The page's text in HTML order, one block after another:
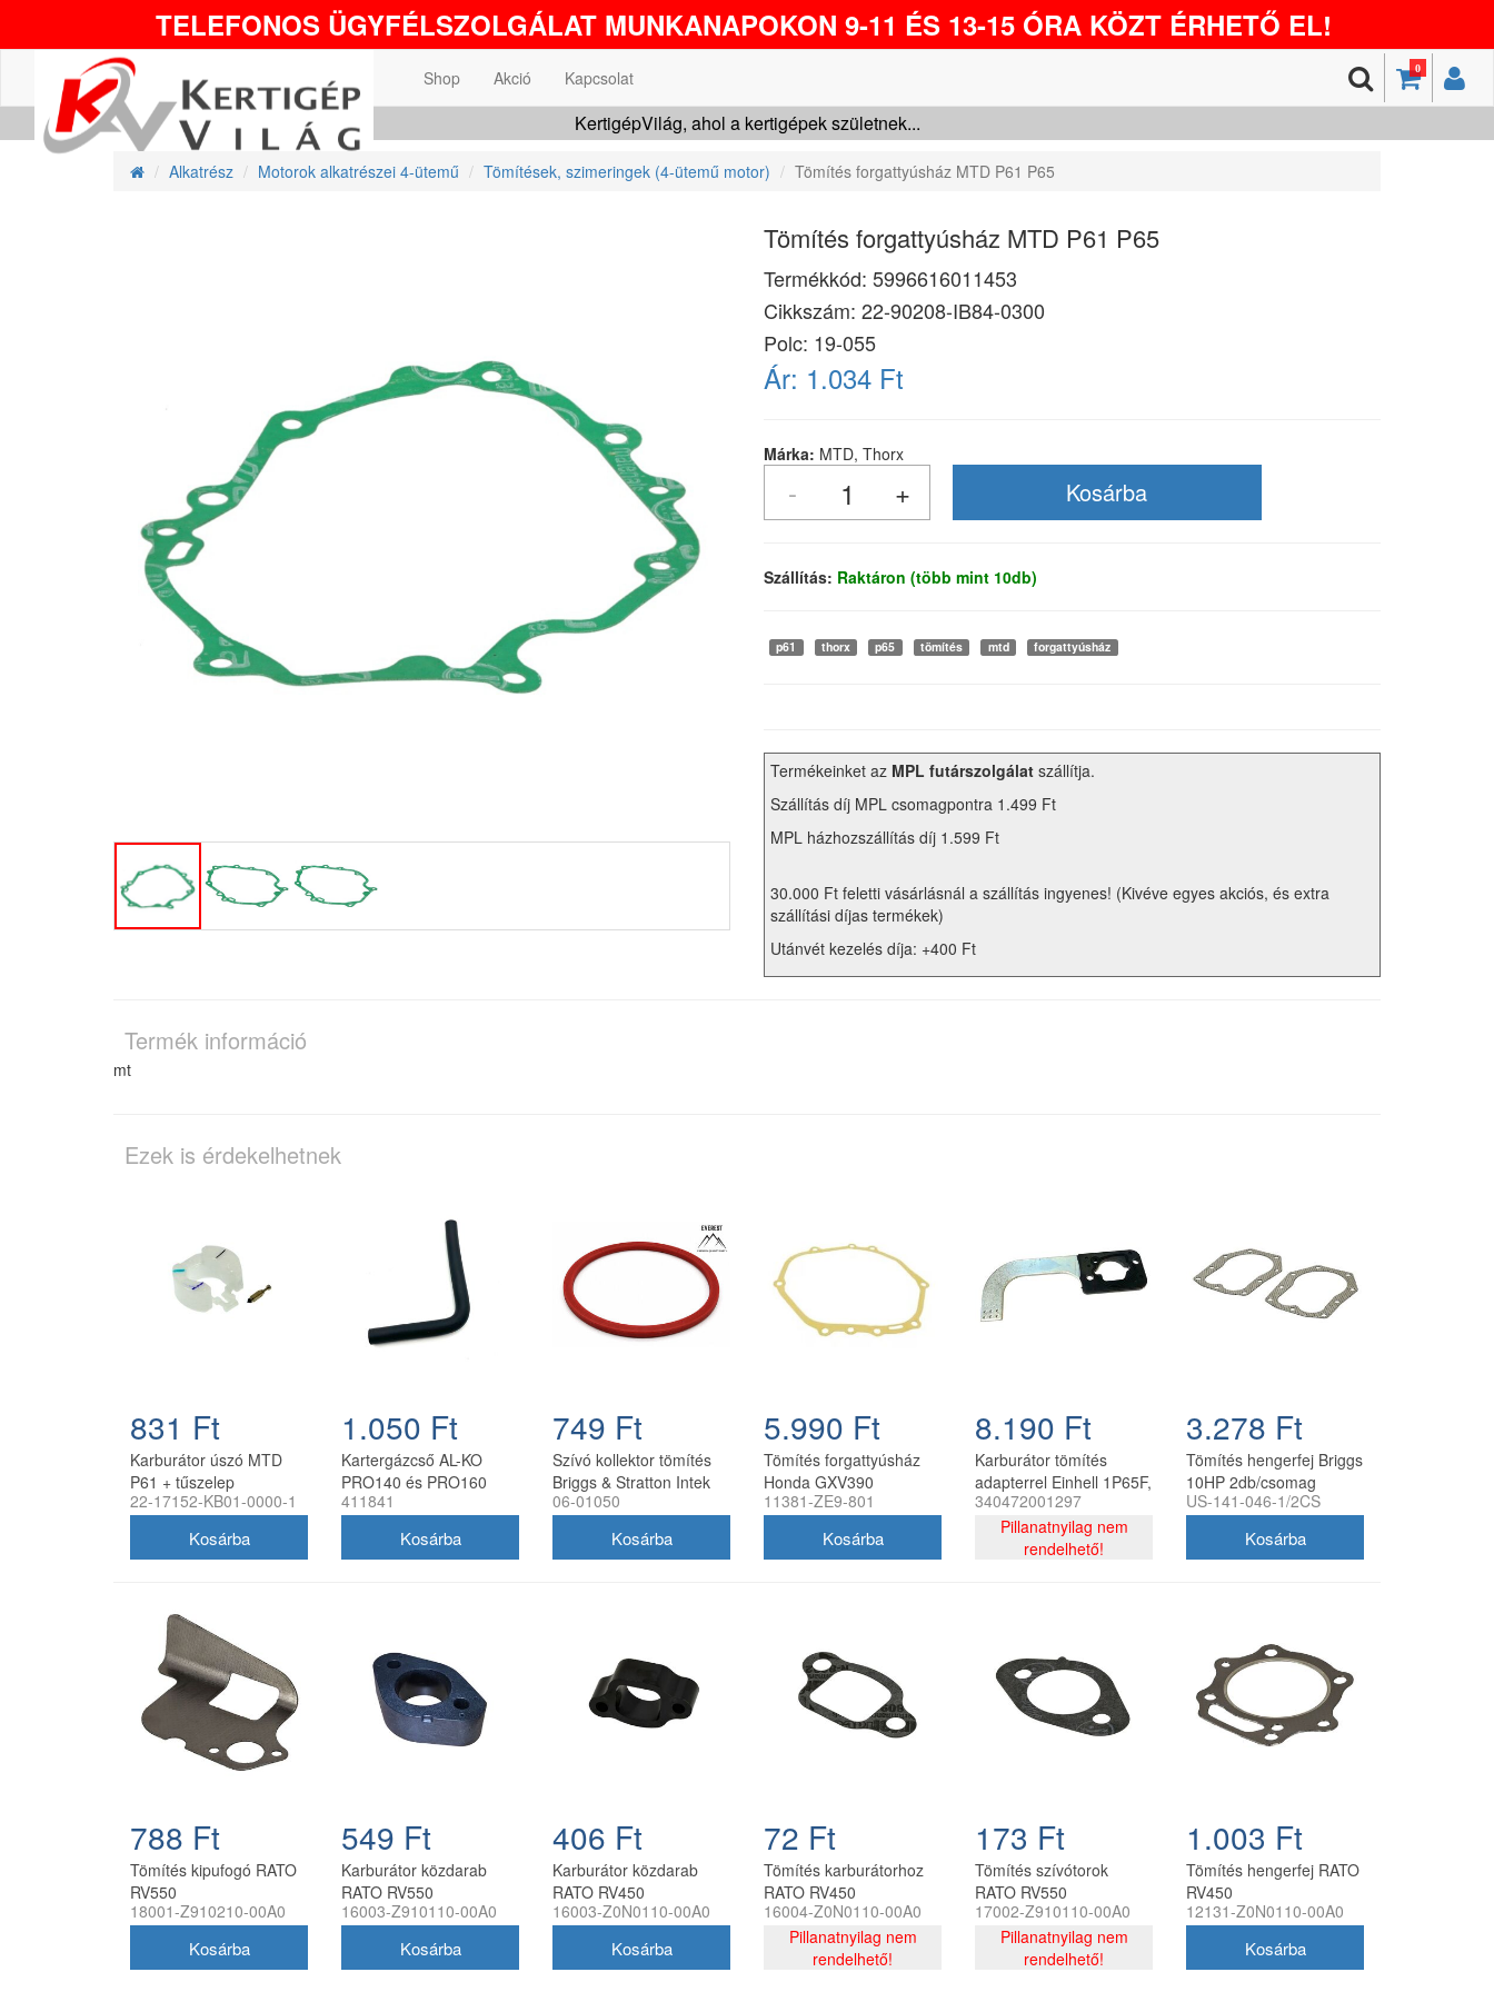
TELEFONOS ÜGYFÉLSZOLGÁLAT MUNKANAPOKON 9-11 ÉS 13-15 ÓRA KÖZT ÉRHETŐ EL!
0
Shop Akció Kapcsolat
KertigépVilág, ahol a kertigépek születnek...
Alkatrész Motorok alkatrészei 4-ütemű Tömítések, szimeringek (4-ütemű motor) Tömítés forgattyúsház MTD P61 P65
Tömítés forgattyúsház MTD P61 P65
Termékkód: 5996616011453
Cikkszám: 22-90208-IB84-0300
Polc: 19-055
Ár: 1.034 Ft
Márka: MTD, Thorx
Szállítás: Raktáron (több mint 10db)
p61 thorx p65 tömítés mtd forgattyúsház
Termékeinket az MPL futárszolgálat szállítja.
Szállítás díj MPL csomagpontra 1.499 Ft
MPL házhozszállítás díj 1.599 Ft
30.000 Ft feletti vásárlásnál a szállítás ingyenes! (Kivéve egyes akciós, és extra
szállítási díjas termékek)
Utánvét kezelés díja: +400 Ft
Termék információ
mt
Ezek is érdekelhetnek
831 Ft
Karburátor úszó MTD
P61 + tűszelep
22-17152-KB01-0000-1
1.050 Ft
Kartergázcső AL-KO
PRO140 és PRO160
motorokhoz
411841
749 Ft
Szívó kollektor tömítés
Briggs & Stratton Intek
10-19 HP
06-01050
5.990 Ft
Tömítés forgattyúsház
Honda GXV390
olajteknőhöz 11381-ZE9-
11381-ZE9-801
8.190 Ft
Karburátor tömítés
adapterrel Einhell 1P65F,
1P70F
340472001297
Pillanatnyilag nem
rendelhető!
3.278 Ft
Tömítés hengerfej Briggs
10HP 2db/csomag
utángyártott
US-141-046-1/2CS
788 Ft
Tömítés kipufogó RATO
RV550
18001-Z910210-00A0
549 Ft
Karburátor közdarab
RATO RV550
16003-Z910110-00A0
406 Ft
Karburátor közdarab
RATO RV450
16003-Z0N0110-00A0
72 Ft
Tömítés karburátorhoz
RATO RV450
16004-Z0N0110-00A0
Pillanatnyilag nem
rendelhető!
173 Ft
Tömítés szívótorok
RATO RV550
17002-Z910110-00A0
Pillanatnyilag nem
rendelhető!
1.003 Ft
Tömítés hengerfej RATO
RV450
12131-Z0N0110-00A0